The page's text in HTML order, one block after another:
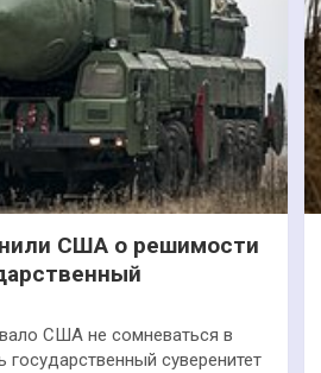
США о решимости
США не сомневаться в
суверенитет